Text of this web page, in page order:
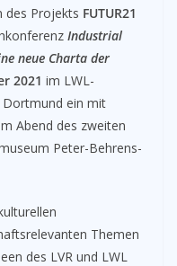
des Projekts FUTUR21
Industrial
neue Charta der
2021 im LWL-
Dortmund ein mit
Abend des zweiten
Peter-Behrens-
Themen
des LVR und LWL